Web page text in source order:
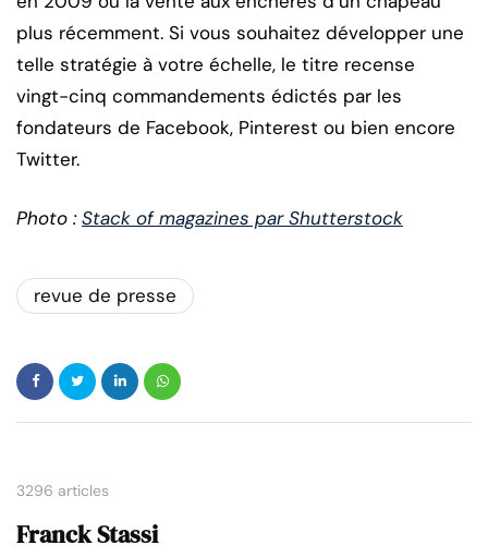
plus récemment. Si vous souhaitez développer une
telle stratégie à votre échelle, le titre recense
vingt-cinq commandements édictés par les
fondateurs de Facebook, Pinterest ou bien encore
Twitter.
Photo :Stack of magazines par Shutterstock
revue de presse
3296 articles
Franck Stassi